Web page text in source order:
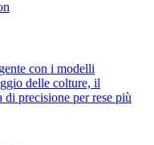
con i modelli
delle colture, il
di precisione per rese più